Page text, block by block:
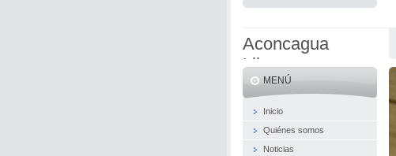
Aconcagua
Libros
MENÚ
Inicio
Quiénes somos
Noticias